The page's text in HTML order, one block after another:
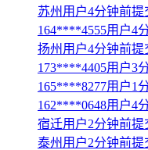
苏州用户4分钟前提
164****4555用户4
扬州用户4分钟前提
173****4405用户3
165****8277用户1
162****0648用户4
宿迁用户2分钟前提
泰州用户2分钟前提